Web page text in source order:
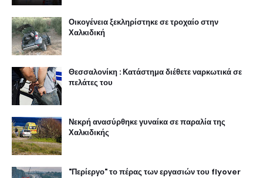
Οικογένεια ξεκληρίστηκε σε τροχαίο στην
Χαλκιδική
Θεσσαλονίκη : Κατάστημα διέθετε ναρκωτικά σε
πελάτες του
Νεκρή ανασύρθηκε γυναίκα σε παραλία της
Χαλκιδικής
"Περίεργο" το πέρας των εργασιών του flyover